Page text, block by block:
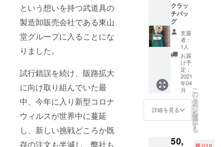
という想いを持つ武道具の
製造卸販売会社である東山
堂グループに入ることにな
りました。
試行錯誤を続け、販路拡大
に向け取り組んでいた最
中、今年に入り新型コロナ
ウィルスが世界中に蔓延
し、新しい挑戦どころか既
存の注文も半減し、弊社も
クラッ
チバッ
グ
支援
者：
1人
お届
け予
定：
2021
年04
月
詳細を見る
こ
の
リ
タ
ー
ン
を
選
択
す
る
50, 残り10